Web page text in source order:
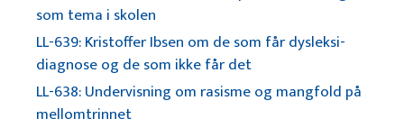
som tema i skolen
LL-639: Kristoffer Ibsen om de som får dysleksi-
diagnose og de som ikke får det
LL-638: Undervisning om rasisme og mangfold på
mellomtrinnet